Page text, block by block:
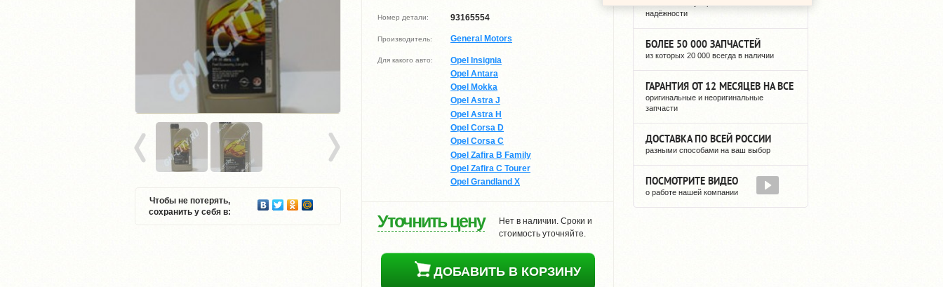
Чтобы не потерять,
сохранить у себя в:
Номер детали: 93165554
Производитель: General Motors
Для какого авто:
Opel Insignia
Opel Antara
Opel Mokka
Opel Astra J
Opel Astra H
Opel Corsa D
Opel Corsa C
Opel Zafira B Family
Opel Zafira C Tourer
Opel Grandland X
Уточнить цену
Нет в наличии. Сроки и
стоимость уточняйте.
ДОБАВИТЬ В КОРЗИНУ
надёжности
БОЛЕЕ 50 000 ЗАПЧАСТЕЙ
из которых 20 000 всегда в наличии
ГАРАНТИЯ ОТ 12 МЕСЯЦЕВ НА ВСЕ
оригинальные и неоригинальные
запчасти
ДОСТАВКА ПО ВСЕЙ РОССИИ
разными способами на ваш выбор
ПОСМОТРИТЕ ВИДЕО
о работе нашей компании